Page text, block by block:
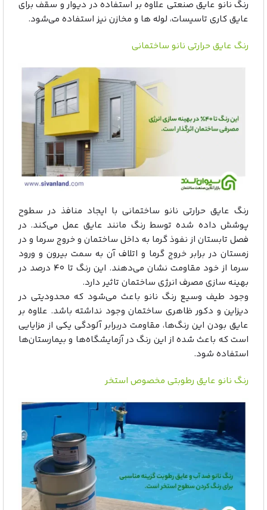
رنگ نانو عایق صنعتی علاوه بر استفاده در دیوار و سقف برای
عایق کاری تاسیسات، لوله ها و مخازن نیز استفاده می‌شود.
رنگ عایق حرارتی نانو ساختمانی
رنگ عایق حرارتی نانو ساختمانی با ایجاد منافذ در سطوح
پوشش داده شده توسط رنگ مانند عایق عمل می‌کند. در
فصل تابستان از نفوذ گرما به داخل ساختمان و خروج سرما و در
زمستان در برابر خروج گرما و اتلاف آن به سمت بیرون و ورود
سرما از خود مقاومت نشان می‌دهند. این رنگ تا ۴۰ درصد در
بهینه سازی مصرف انرژی ساختمان تاثیر دارد.
وجود طیف وسیع رنگ نانو باعث می‌شود که محدودیتی در
دیزاین و دکور ظاهری ساختمان وجود نداشته باشد. علاوه بر
عایق بودن این رنگ‌ها، مقاومت دربرابر آلودگی یکی از مزایایی
است که باعث شده از این رنگ در آزمایشگاه‌ها و بیمارستان‌ها
استفاده شود.
رنگ نانو عایق رطوبتی مخصوص استخر